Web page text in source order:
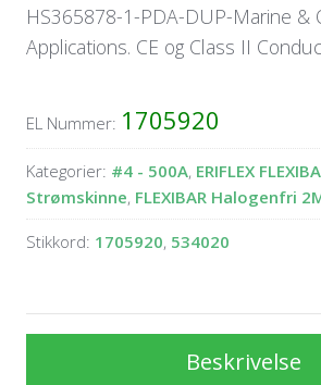
HS365878-1-PDA-DUP-Marine &
Applications. CE og Class II
EL Nummer: 1705920
Kategorier: #4 - 500A, ERIFLEX
Strømskinne, FLEXIBAR Halogenfri
Stikkord: 1705920, 534020
Beskrivelse